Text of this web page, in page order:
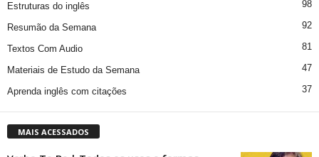
Estruturas do inglês 98
Resumão da Semana 92
Textos Com Audio 81
Materiais de Estudo da Semana 47
Aprenda inglês com citações 37
MAIS ACESSADOS